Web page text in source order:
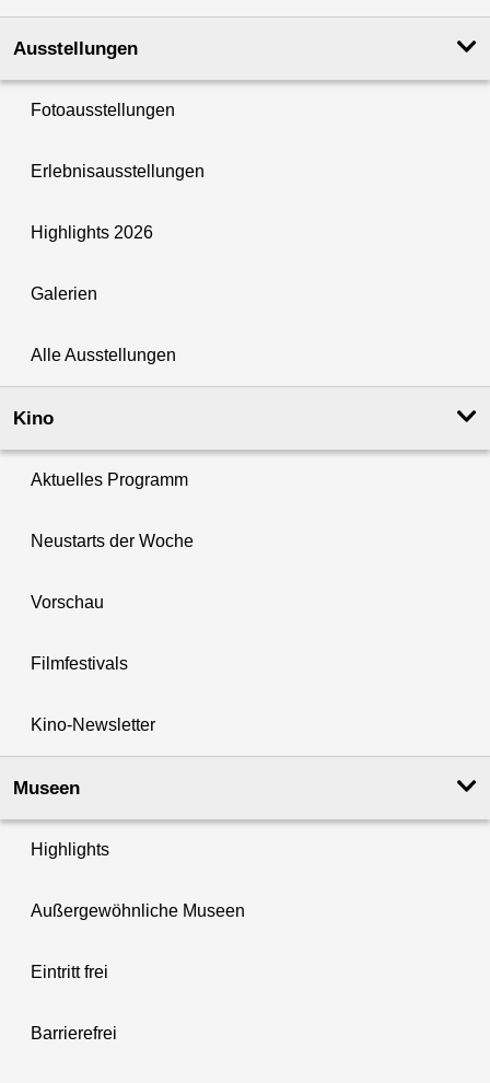
Ausstellungen
Fotoausstellungen
Erlebnisausstellungen
Highlights 2026
Galerien
Alle Ausstellungen
Kino
Aktuelles Programm
Neustarts der Woche
Vorschau
Filmfestivals
Kino-Newsletter
Museen
Highlights
Außergewöhnliche Museen
Eintritt frei
Barrierefrei